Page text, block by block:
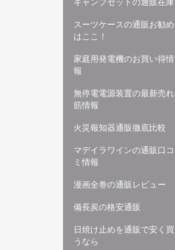
キャンプセットの通販在庫
スーツケースの通販お勧め
はここ！
家庭用発電機のお買い得情
報
無停電電源装置の最新売れ
筋情報
火災報知器通販徹底比較
マデイラワインの通販口コ
ミ情報
漫画全巻の通販レビュー
備長炭の格安通販
日焼け止めを通販で安く買
うなら